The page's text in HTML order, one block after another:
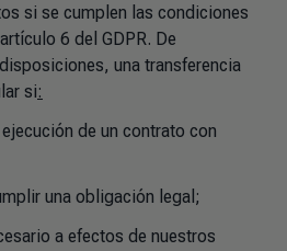
si se cumplen las condiciones
6 del GDPR. De
una transferencia
si:
de un contrato con
una obligación legal;
a efectos de nuestros